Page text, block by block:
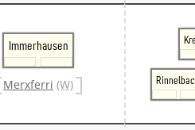
Immerhausen
Merxferri (W)